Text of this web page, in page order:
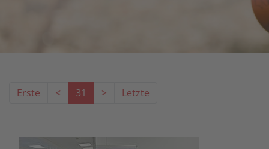
Erste < 31 > Letzte